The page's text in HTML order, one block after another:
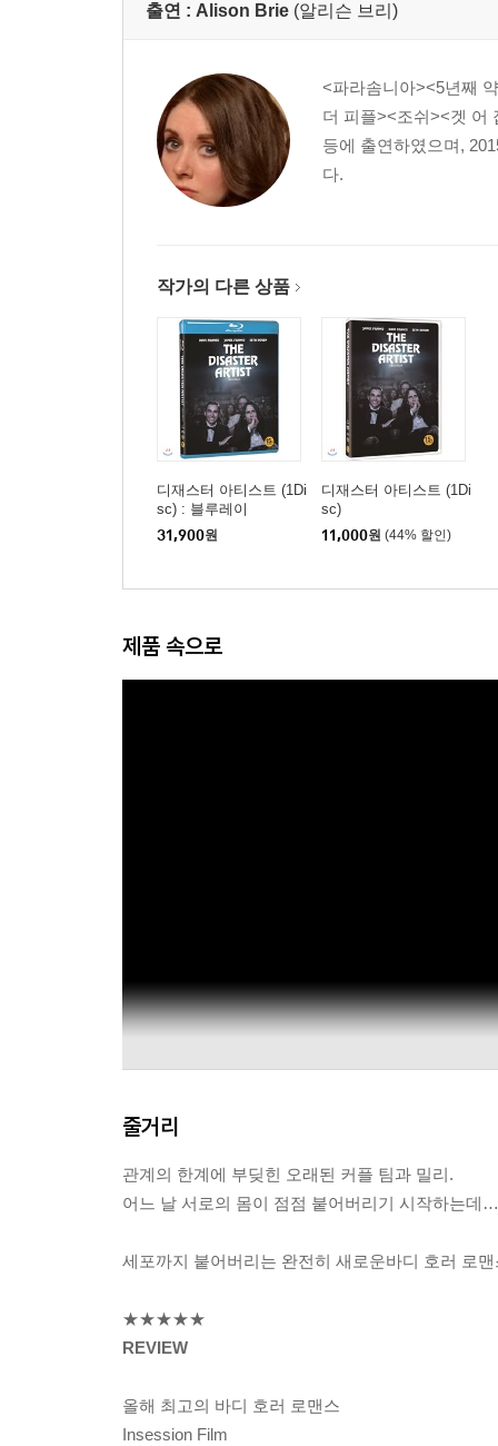
출연 : Alison Brie (알리슨 브리)
<파라솜니아><5년째
더 피플><조쉬><겟 어
등에 출연하였으며,
다.
작가의 다른 상품
디재스터 아티스트 (1Di
sc) : 블루레이
31,900원
디재스터 아티스트 (1Di
sc)
11,000원 (44% 할인)
제품 속으로
줄거리
관계의 한계에 부딪힌 오래된 커플 팀과 밀리.
어느 날 서로의 몸이 점점 붙어버리기 시작하는데…
세포까지 붙어버리는 완전히 새로운바디 호러 로
★★★★★
REVIEW
올해 최고의 바디 호러 로맨스
Insession Film